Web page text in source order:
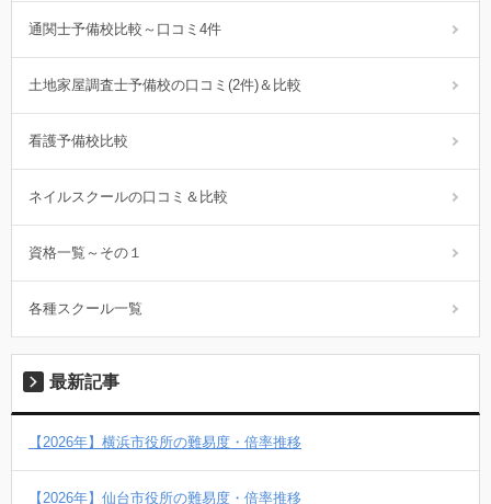
通関士予備校比較～口コミ4件
土地家屋調査士予備校の口コミ(2件)＆比較
看護予備校比較
ネイルスクールの口コミ＆比較
資格一覧～その１
各種スクール一覧
最新記事
【2026年】横浜市役所の難易度・倍率推移
【2026年】仙台市役所の難易度・倍率推移